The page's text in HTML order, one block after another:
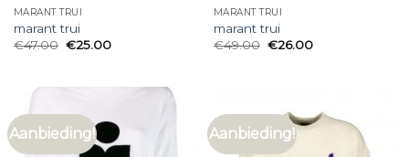
MARANT TRUI
marant trui
€47.00 €25.00
MARANT TRUI
marant trui
€49.00 €26.00
Aanbieding! Aanbieding!